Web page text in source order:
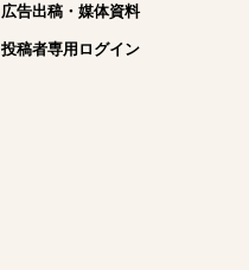
広告出稿・媒体資料
投稿者専用ログイン